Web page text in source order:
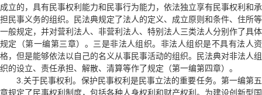
成立的，具有民事权利能力和民事行为能力，依法独立享有民事权利和承
担民事义务的组织。民法典规定了法人的定义、成立原则和条件、住所等
一般规定，并对营利法人、非营利法人、特别法人三类法人分别作了具体
规定（第一编第三章）。三是非法人组织。非法人组织是不具有法人资
格，但是能够依法以自己的名义从事民事活动的组织。民法典对非法人组
织的设立、责任承担、解散、清算等作了规定（第一编第四章）。
3.关于民事权利。保护民事权利是民事立法的重要任务。第一编第五
章规定了民事权利制度，包括各种人身权利和财产权利。为建设创新型国